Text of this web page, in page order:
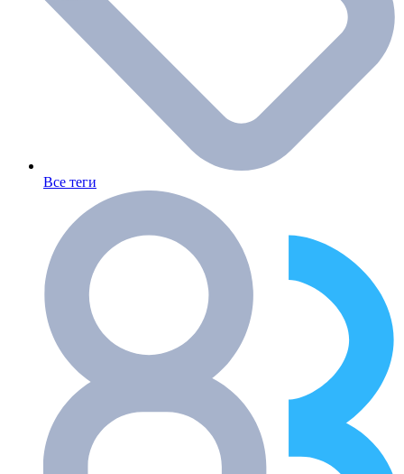
Все теги